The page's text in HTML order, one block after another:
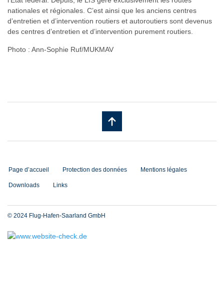
nationales et régionales. C’est ainsi que les anciens centres
d’entretien et d’intervention routiers et autoroutiers sont devenus
des centres d’entretien et d’intervention purement routiers.
Photo : Ann-Sophie Ruf/MUKMAV
Page d’accueil Protection des données Mentions légales
Downloads Links
© 2024 Flug-Hafen-Saarland GmbH